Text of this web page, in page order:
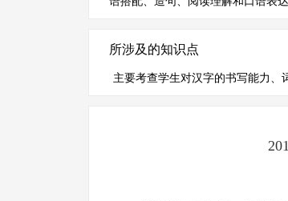
所涉及的知识点
主要考查学生对汉字的书写能力、